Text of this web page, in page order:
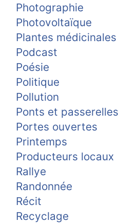
Photographie
Photovoltaïque
Plantes médicinales
Podcast
Poésie
Politique
Pollution
Ponts et passerelles
Portes ouvertes
Printemps
Producteurs locaux
Rallye
Randonnée
Récit
Recyclage